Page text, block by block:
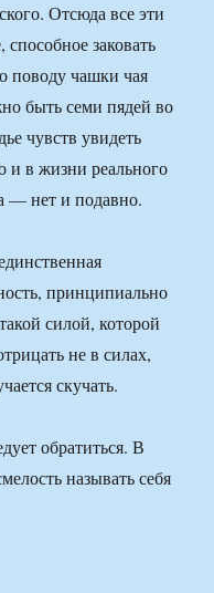
Отсюда все эти
заковать
поводу чашки чая
быть семи пядей во
чувств увидеть
в жизни реального
— нет и подавно.
принципиально
силой, которой
не в силах,
скучать.
обратиться. В
называть себя